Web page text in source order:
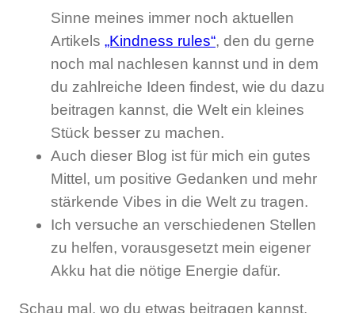
Sinne meines immer noch aktuellen
Artikels „Kindness rules“, den du gerne
noch mal nachlesen kannst und in dem
du zahlreiche Ideen findest, wie du dazu
beitragen kannst, die Welt ein kleines
Stück besser zu machen.
Auch dieser Blog ist für mich ein gutes
Mittel, um positive Gedanken und mehr
stärkende Vibes in die Welt zu tragen.
Ich versuche an verschiedenen Stellen
zu helfen, vorausgesetzt mein eigener
Akku hat die nötige Energie dafür.
Schau mal, wo du etwas beitragen kannst.